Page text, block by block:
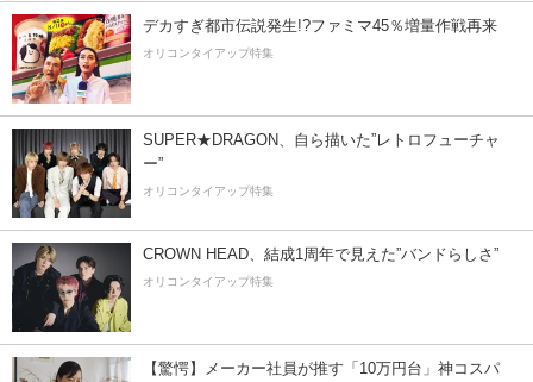
デカすぎ都市伝説発生!?ファミマ45％増量作戦再来
オリコンタイアップ特集
SUPER★DRAGON、自ら描いた”レトロフューチャ
ー”
オリコンタイアップ特集
CROWN HEAD、結成1周年で見えた”バンドらしさ”
オリコンタイアップ特集
【驚愕】メーカー社員が推す「10万円台」神コスパ